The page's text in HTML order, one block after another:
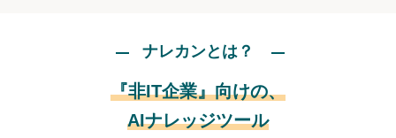
ナレカンとは？
『非IT企業』向けの、
AIナレッジツール